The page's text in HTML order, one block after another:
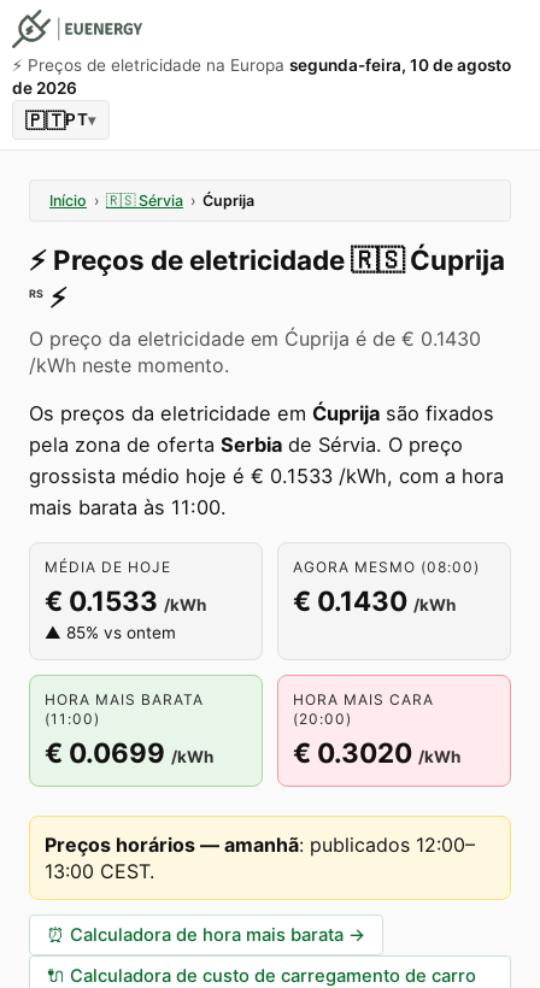
⚡️ Preços de eletricidade na Europa segunda-feira, 10 de agosto
de 2026
🇵🇹PT▾
Início › 🇷🇸 Sérvia › Ćuprija
⚡️ Preços de eletricidade🇷🇸 Ćuprija
RS ⚡️
O preço da eletricidade em Ćuprija é de € 0.1430
/kWh neste momento.
Os preços da eletricidade em Ćuprija são fixados
pela zona de oferta Serbia de Sérvia. O preço
grossista médio hoje é € 0.1533 /kWh, com a hora
mais barata às 11:00.
MÉDIA DE HOJE
€ 0.1533 /kWh
▲ 85% vs ontem
AGORA MESMO (08:00)
€ 0.1430 /kWh
HORA MAIS BARATA
(11:00)
€ 0.0699 /kWh
HORA MAIS CARA
(20:00)
€ 0.3020 /kWh
Preços horários — amanhã: publicados 12:00–
13:00 CEST.
⏰ Calculadora de hora mais barata →
🔌 Calculadora de custo de carregamento de carro